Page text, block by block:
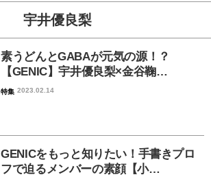
宇井優良梨
素うどんとGABAが元気の源！？
【GENIC】宇井優良梨×金谷鞠…
特集 2023.02.14
GENICをもっと知りたい！手書きプロ
フで迫るメンバーの素顔【小…